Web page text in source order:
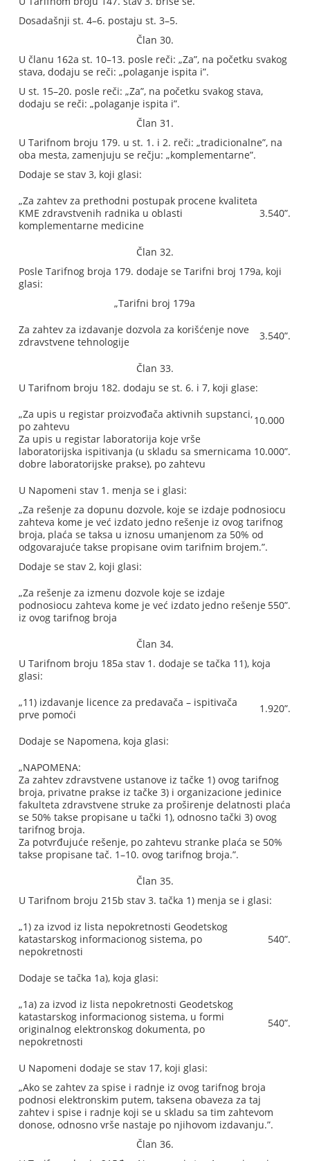
Dosadašnji st. 4–6. postaju st. 3–5.
Član 30.
U članu 162a st. 10–13. posle reči: „Za”, na početku svakog
stava, dodaju se reči: „polaganje ispita i”.
U st. 15–20. posle reči: „Za”, na početku svakog stava,
dodaju se reči: „polaganje ispita i”.
Član 31.
U Tarifnom broju 179. u st. 1. i 2. reči: „tradicionalne”, na
oba mesta, zamenjuju se rečju: „komplementarne”.
Dodaje se stav 3, koji glasi:
„Za zahtev za prethodni postupak procene kvaliteta
KME zdravstvenih radnika u oblasti
komplementarne medicine
3.540”.
Član 32.
Posle Tarifnog broja 179. dodaje se Tarifni broj 179a, koji
glasi:
„Tarifni broj 179a
Za zahtev za izdavanje dozvola za korišćenje nove
zdravstvene tehnologije
3.540”.
Član 33.
U Tarifnom broju 182. dodaju se st. 6. i 7, koji glase:
„Za upis u registar proizvođača aktivnih supstanci,
po zahtevu
10.000
Za upis u registar laboratorija koje vrše
laboratorijska ispitivanja (u skladu sa smernicama
dobre laboratorijske prakse), po zahtevu
10.000”.
U Napomeni stav 1. menja se i glasi:
„Za rešenje za dopunu dozvole, koje se izdaje podnosiocu
zahteva kome je već izdato jedno rešenje iz ovog tarifnog
broja, plaća se taksa u iznosu umanjenom za 50% od
odgovarajuće takse propisane ovim tarifnim brojem.”.
Dodaje se stav 2, koji glasi:
„Za rešenje za izmenu dozvole koje se izdaje
podnosiocu zahteva kome je već izdato jedno rešenje
iz ovog tarifnog broja
550”.
Član 34.
U Tarifnom broju 185a stav 1. dodaje se tačka 11), koja
glasi:
„11) izdavanje licence za predavača – ispitivača
prve pomoći
1.920”.
Dodaje se Napomena, koja glasi:
„NAPOMENA:
Za zahtev zdravstvene ustanove iz tačke 1) ovog tarifnog
broja, privatne prakse iz tačke 3) i organizacione jedinice
fakulteta zdravstvene struke za proširenje delatnosti plaća
se 50% takse propisane u tački 1), odnosno tački 3) ovog
tarifnog broja.
Za potvrđujuće rešenje, po zahtevu stranke plaća se 50%
takse propisane tač. 1–10. ovog tarifnog broja.”.
Član 35.
U Tarifnom broju 215b stav 3. tačka 1) menja se i glasi:
„1) za izvod iz lista nepokretnosti Geodetskog
katastarskog informacionog sistema, po
nepokretnosti
540”.
Dodaje se tačka 1a), koja glasi:
„1a) za izvod iz lista nepokretnosti Geodetskog
katastarskog informacionog sistema, u formi
originalnog elektronskog dokumenta, po
nepokretnosti
540”.
U Napomeni dodaje se stav 17, koji glasi:
„Ako se zahtev za spise i radnje iz ovog tarifnog broja
podnosi elektronskim putem, taksena obaveza za taj
zahtev i spise i radnje koji se u skladu sa tim zahtevom
donose, odnosno vrše nastaje po njihovom izdavanju.”.
Član 36.